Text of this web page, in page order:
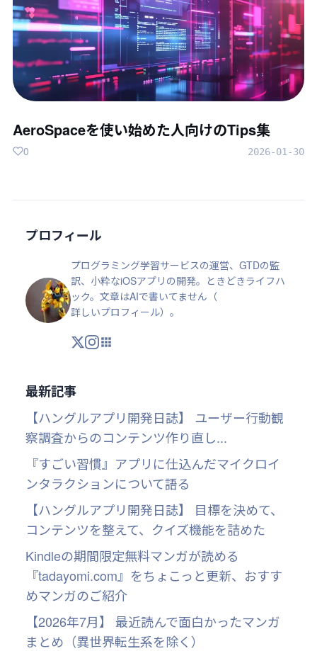
AeroSpaceを使い始めた人向けのTips集
2026-01-30
0
プロフィール
プログラミング学習サービスの運営、GTDの監
訳、小粋なiOSアプリの開発。ときどきライフハ
ック。文章はAIで書いてません（
詳しいプロフィール）。
X Instagram
アプリ・ツール
最新記事
【ハングルアプリ開発日誌】 ユーザー行動観
察調査からのコンテンツ作り直し...
『すごい習慣』アプリに仕込んだマイクロイ
ンタラクションについて語る
【ハングルアプリ開発日誌】 目標を決めて、
コンテンツを整えて、クイズ機能を詰めた
Kindleの期間限定無料マンガが読める
『tadayomi.com』をちょこっと更新、おすす
めマンガのご紹介
【2026年7月】 最近読んで面白かったマンガ
まとめ（異世界転生系を除く）